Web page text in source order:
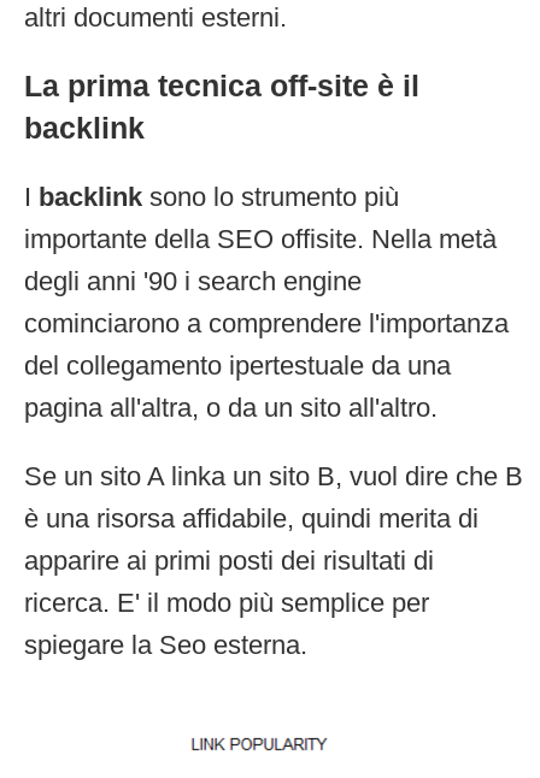
altri documenti esterni.
La prima tecnica off-site è il
backlink
I backlink sono lo strumento più
importante della SEO offisite. Nella metà
degli anni '90 i search engine
cominciarono a comprendere l'importanza
del collegamento ipertestuale da una
pagina all'altra, o da un sito all'altro.
Se un sito A linka un sito B, vuol dire che B
è una risorsa affidabile, quindi merita di
apparire ai primi posti dei risultati di
ricerca. E' il modo più semplice per
spiegare la Seo esterna.